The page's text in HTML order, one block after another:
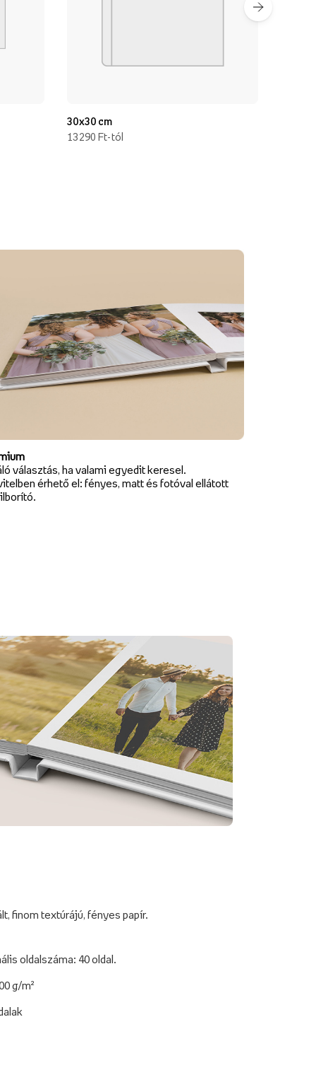
30x30 cm
13290 Ft-tól
választás, ha valami egyedit keresel.
érhető el: fényes, matt és fotóval ellátott
finom textúrájú, fényes papír.
oldalszáma: 40 oldal.
g/m²